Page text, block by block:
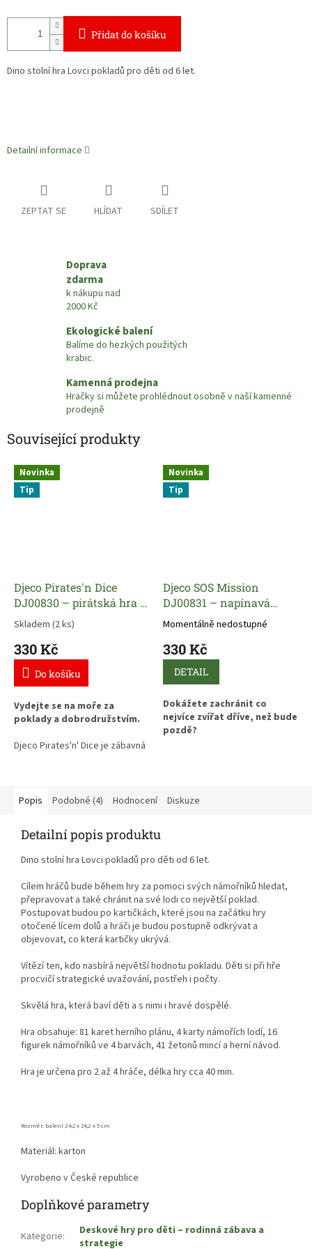
Přidat do košíku
Dino stolní hra Lovci pokladů pro děti od 6 let.
Detailní informace
ZEPTAT SE HLÍDAT SDÍLET
Doprava
zdarma
k nákupu nad
2000 Kč
Ekologické balení
Balíme do hezkých použitých
krabic.
Kamenná prodejna
Hračky si můžete prohlédnout osobně v naší kamenné
prodejně
Související produkty
Novinka
Tip
Djeco Pirates'n Dice
DJ00830 – pirátská hra s
kostkami pro děti
Skladem (2 ks)
330 Kč
Do košíku
Vydejte se na moře za
poklady a dobrodružstvím.
Djeco Pirates'n' Dice je zábavná
se přelstít soupeře. Každé
k vítězství.
Novinka
Tip
Djeco SOS Mission
DJ00831 – napínavá
strategická hra s
Momentálně nedostupné
330 Kč
DETAIL
Dokážete zachránit co
nejvíce zvířat dříve, než bude
pozdě?
veterinární kliniky ohrožené
taktiku.
Popis Podobné (4) Hodnocení Diskuze
Detailní popis produktu
Dino stolní hra Lovci pokladů pro děti od 6 let.
Cílem hráčů bude během hry za pomoci svých námořníků hledat,
přepravovat a také chránit na své lodi co největší poklad.
Postupovat budou po kartičkách, které jsou na začátku hry
otočené lícem dolů a hráči je budou postupně odkrývat a
objevovat, co která kartičky ukrývá.
Vítězí ten, kdo nasbírá největší hodnotu pokladu. Děti si při hře
procvičí strategické uvažování, postřeh i počty.
Skvělá hra, která baví děti a s nimi i hravé dospělé.
Hra obsahuje: 81 karet herního plánu, 4 karty námořích lodí, 16
figurek námořníků ve 4 barvách, 41 žetonů mincí a herní návod.
Hra je určena pro 2 až 4 hráče, délka hry cca 40 min.
Rozměr: balení 24,2 x 24,2 x 5 cm
Materiál: karton
Vyrobeno v České republice
Doplňkové parametry
Kategorie:
Deskové hry pro děti – rodinná zábava a
strategie